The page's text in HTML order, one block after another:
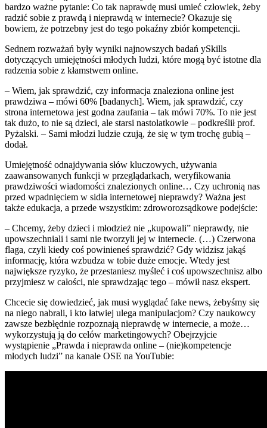
bardzo ważne pytanie: Co tak naprawdę musi umieć człowiek, żeby
radzić sobie z prawdą i nieprawdą w internecie? Okazuje się
bowiem, że potrzebny jest do tego pokaźny zbiór kompetencji.
Sednem rozważań były wyniki najnowszych badań ySkills
dotyczących umiejętności młodych ludzi, które mogą być istotne dla
radzenia sobie z kłamstwem online.
– Wiem, jak sprawdzić, czy informacja znaleziona online jest
prawdziwa – mówi 60% [badanych]. Wiem, jak sprawdzić, czy
strona internetowa jest godna zaufania – tak mówi 70%. To nie jest
tak dużo, to nie są dzieci, ale starsi nastolatkowie – podkreślił prof.
Pyżalski. – Sami młodzi ludzie czują, że się w tym trochę gubią –
dodał.
Umiejętność odnajdywania słów kluczowych, używania
zaawansowanych funkcji w przeglądarkach, weryfikowania
prawdziwości wiadomości znalezionych online… Czy uchronią nas
przed wpadnięciem w sidła internetowej nieprawdy? Ważna jest
także edukacja, a przede wszystkim: zdroworozsądkowe podejście:
– Chcemy, żeby dzieci i młodzież nie „kupowali” nieprawdy, nie
upowszechniali i sami nie tworzyli jej w internecie. (…) Czerwona
flaga, czyli kiedy coś powinieneś sprawdzić? Gdy widzisz jakąś
informację, która wzbudza w tobie duże emocje. Wtedy jest
największe ryzyko, że przestaniesz myśleć i coś upowszechnisz albo
przyjmiesz w całości, nie sprawdzając tego – mówił nasz ekspert.
Chcecie się dowiedzieć, jak musi wyglądać fake news, żebyśmy się
na niego nabrali, i kto łatwiej ulega manipulacjom? Czy naukowcy
zawsze bezbłędnie rozpoznają nieprawdę w internecie, a może…
wykorzystują ją do celów marketingowych? Obejrzyjcie
wystąpienie „Prawda i nieprawda online – (nie)kompetencje
młodych ludzi” na kanale OSE na YouTubie: